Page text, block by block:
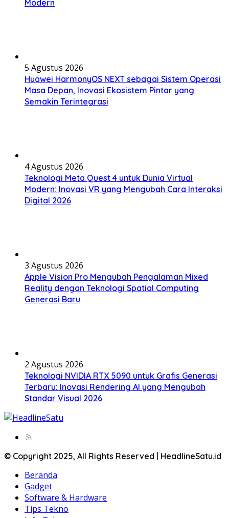
Modern
5 Agustus 2026
Huawei HarmonyOS NEXT sebagai Sistem Operasi
Masa Depan, Inovasi Ekosistem Pintar yang
Semakin Terintegrasi
4 Agustus 2026
Teknologi Meta Quest 4 untuk Dunia Virtual
Modern: Inovasi VR yang Mengubah Cara Interaksi
Digital 2026
3 Agustus 2026
Apple Vision Pro Mengubah Pengalaman Mixed
Reality dengan Teknologi Spatial Computing
Generasi Baru
2 Agustus 2026
Teknologi NVIDIA RTX 5090 untuk Grafis Generasi
Terbaru: Inovasi Rendering AI yang Mengubah
Standar Visual 2026
© Copyright 2025, All Rights Reserved | HeadlineSatu.id
Beranda
Gadget
Software & Hardware
Tips Tekno